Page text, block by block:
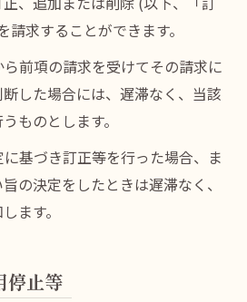
求することができます。
前項の請求を受けてその請求に
した場合には、遅滞なく、当該
ものとします。
基づき訂正等を行った場合、ま
の決定をしたときは遅滞なく、
ます。
停止等